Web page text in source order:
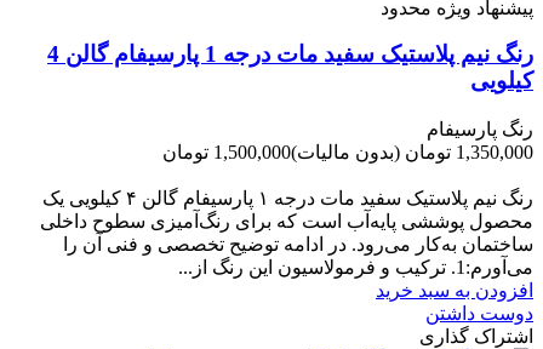
پیشنهاد ویژه محدود
رنگ نیم پلاستیک سفید مات درجه 1 پارسیفام گالن 4
کیلویی
رنگ پارسیفام
1,350,000 تومان
(بدون مالیات)1,500,000 تومان
رنگ نیم‌ پلاستیک سفید مات درجه ۱ پارسیفام گالن ۴ کیلویی یک
محصول پوششی پایه‌آب است که برای رنگ‌آمیزی سطوح داخلی
ساختمان به‌کار می‌رود. در ادامه توضیح تخصصی و فنی آن را
می‌آورم:1. ترکیب و فرمولاسیون این رنگ از...
افزودن به سبد خرید
دوست داشتن
اشتراک گذاری